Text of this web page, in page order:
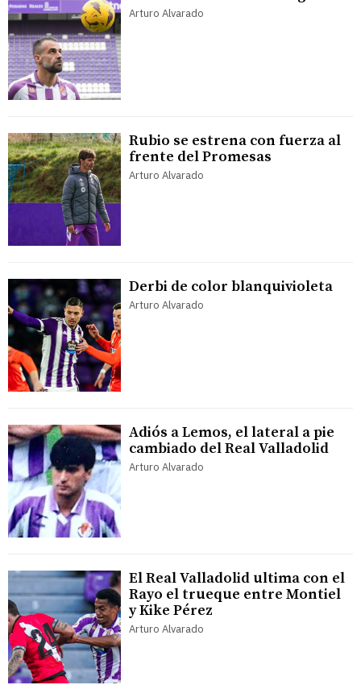
Arturo Alvarado
Rubio se estrena con fuerza al
frente del Promesas
Arturo Alvarado
Derbi de color blanquivioleta
Arturo Alvarado
Adiós a Lemos, el lateral a pie
cambiado del Real Valladolid
Arturo Alvarado
El Real Valladolid ultima con el
Rayo el trueque entre Montiel
y Kike Pérez
Arturo Alvarado